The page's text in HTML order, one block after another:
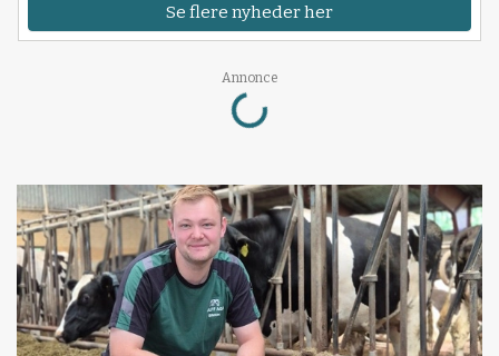
Se flere nyheder her
Annonce
Loading...